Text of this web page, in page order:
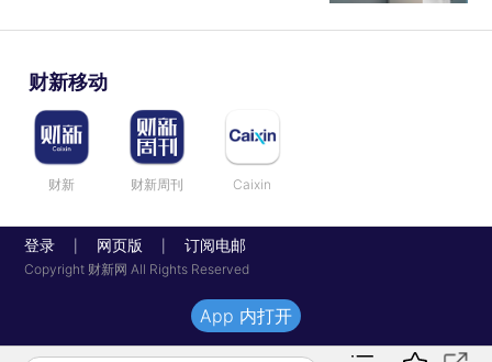
财新移动
财新 财新周刊 Caixin
登录 网页版 订阅电邮
Copyright 财新网 All Rights Reserved
App 内打开